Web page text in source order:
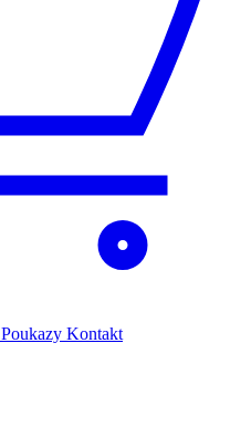
Poukazy Kontakt